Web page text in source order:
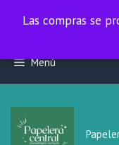
Las compras se
Las compras se
contenido
Menú